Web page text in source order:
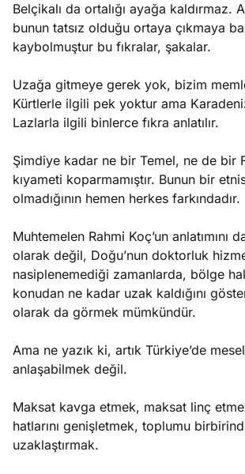
Belçikalı da ortalığı ayağa kaldırmaz.
bunun tatsız olduğu ortaya çıkmaya
kaybolmuştur bu fıkralar, şakalar.
Uzağa gitmeye gerek yok, bizim
Kürtlerle ilgili pek yoktur ama
Lazlarla ilgili binlerce fıkra anlatılır.
Şimdiye kadar ne bir Temel, ne de bir
kıyameti koparmamıştır. Bunun bir
olmadığının hemen herkes farkındadır.
Muhtemelen Rahmi Koç’un anlatımını
olarak değil, Doğu’nun doktorluk
nasiplenemediği zamanlarda, bölge
konudan ne kadar uzak kaldığını
olarak da görmek mümkündür.
Ama ne yazık ki, artık Türkiye’de
anlaşabilmek değil.
Maksat kavga etmek, maksat linç
hatlarını genişletmek, toplumu
uzaklaştırmak.